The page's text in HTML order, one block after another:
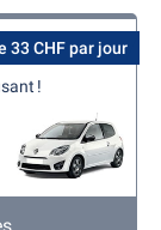
33 CHF par jour
!